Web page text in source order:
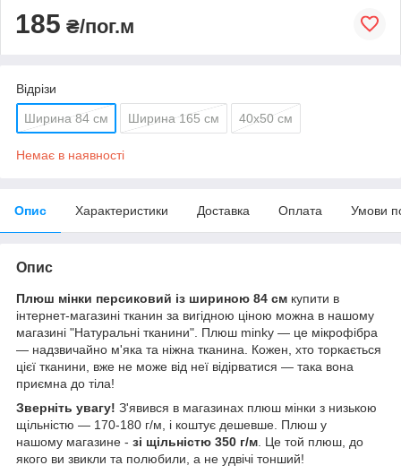
185 ₴/пог.м
Відрізи
Ширина 84 см Ширина 165 см 40х50 см
Немає в наявності
Опис Характеристики Доставка Оплата Умови
Опис
Плюш мінки персиковий із шириною 84 см купити в
інтернет-магазині тканин за вигідною ціною можна в нашому
магазині "Натуральні тканини". Плюш minky — це мікрофібра
— надзвичайно м'яка та ніжна тканина. Кожен, хто торкається
цієї тканини, вже не може від неї відірватися — така вона
приємна до тіла!
Зверніть увагу! З'явився в магазинах плюш мінки з низькою
щільністю — 170-180 г/м, і коштує дешевше. Плюш у
нашому магазине - зі щільністю 350 г/м . Це той плюш, до
якого ви звикли та полюбили, а не удвічі тонший!